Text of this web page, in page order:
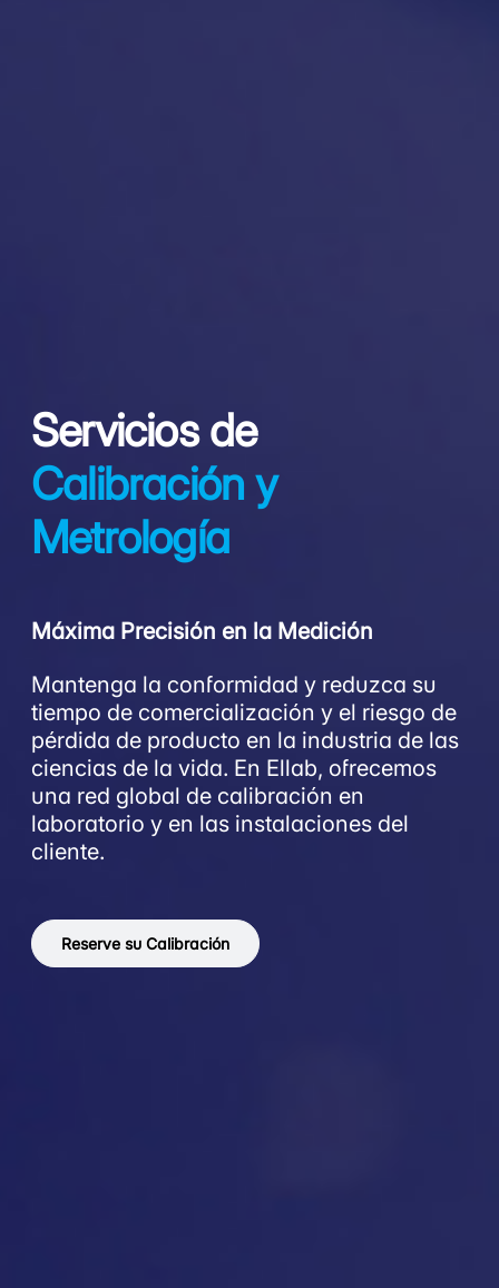
Servicios de
Calibración y
Metrología
Máxima Precisión en la Medición
Mantenga la conformidad y reduzca su
tiempo de comercialización y el riesgo de
pérdida de producto en la industria de las
ciencias de la vida. En Ellab, ofrecemos
una red global de calibración en
laboratorio y en las instalaciones del
cliente.
Reserve su Calibración